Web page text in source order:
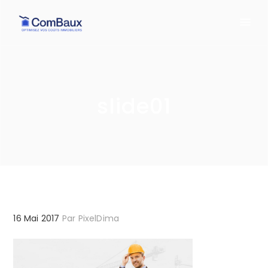
16 Mai 2017 Par PixelDima